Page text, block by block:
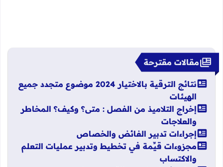
مقالات مقترحة
نتائج الترقية بالاختيار 2024 موضوع متجدد جميع
الهيئات
إخراج التلاميذ من الفصل : متى؟ وكيف؟ المخاطر
والعلاجات
إجراءات تدبير الفائض والخصاص
مجزوءات قيِّمة في تخطيط وتدبير عمليات التعلم
والاكتساب